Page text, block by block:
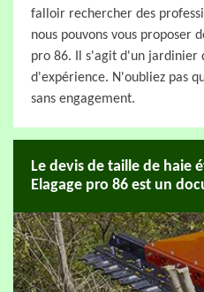
falloir rechercher des
nous pouvons vous proposer
pro 86. Il s'agit d'un jardinier
d'expérience. N'oubliez pas
sans engagement.
Le devis de taille de haie
Elagage pro 86 est un